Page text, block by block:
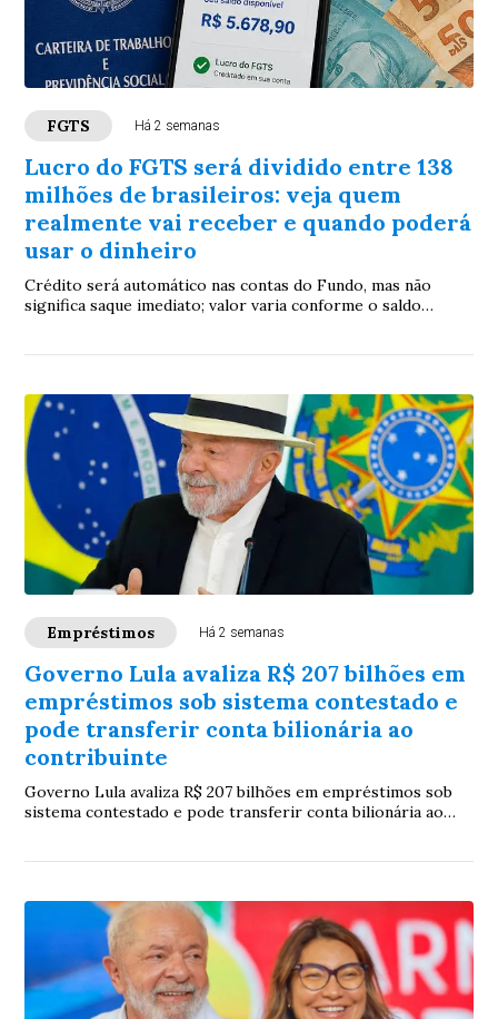
FGTS Há 2 semanas
Lucro do FGTS será dividido entre 138
milhões de brasileiros: veja quem
realmente vai receber e quando poderá
usar o dinheiro
Crédito será automático nas contas do Fundo, mas não
significa saque imediato; valor varia conforme o saldo
Empréstimos Há 2 semanas
Governo Lula avaliza R$ 207 bilhões em
empréstimos sob sistema contestado e
pode transferir conta bilionária ao
contribuinte
Governo Lula avaliza R$ 207 bilhões em empréstimos sob
sistema contestado e pode transferir conta bilionária ao